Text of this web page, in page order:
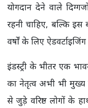
योगदान देने वाले
रहनी चाहिए, बल्कि इस
वर्षों के लिए
इंडस्ट्री के भीतर एक
का नेतृत्व अभी भी मुख्य
से जुड़े वरिष्ठ लोगों के